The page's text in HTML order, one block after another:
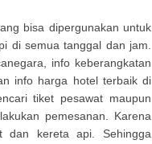
bisa dipergunakan untuk
di semua tanggal dan jam.
info keberangkatan
info harga hotel terbaik di
tiket pesawat maupun
pemesanan. Karena
dan kereta api. Sehingga